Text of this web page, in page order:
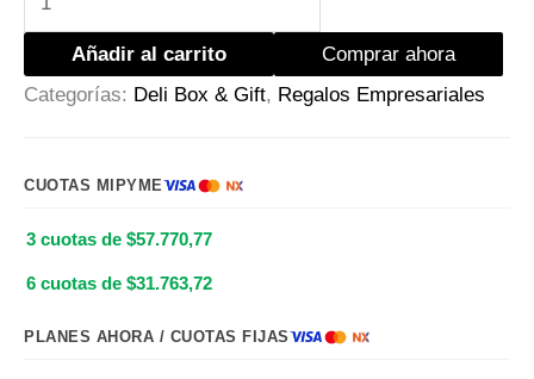
Añadir al carrito
Comprar ahora
Categorías: Deli Box & Gift, Regalos Empresariales
CUOTAS MIPYME
3 cuotas de $57.770,77
6 cuotas de $31.763,72
PLANES AHORA / CUOTAS FIJAS